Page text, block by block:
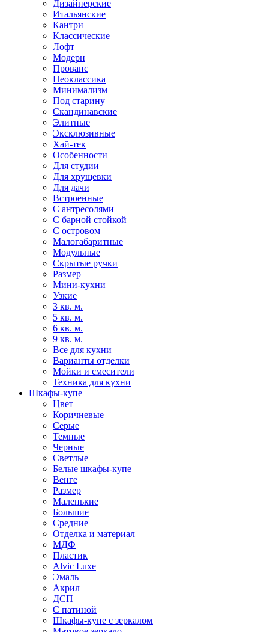
Дизайнерские
Итальянские
Кантри
Классические
Лофт
Модерн
Прованс
Неоклассика
Минимализм
Под старину
Скандинавские
Элитные
Эксклюзивные
Хай-тек
Особенности
Для студии
Для хрущевки
Для дачи
Встроенные
С антресолями
С барной стойкой
С островом
Малогабаритные
Модульные
Скрытые ручки
Размер
Мини-кухни
Узкие
3 кв. м.
5 кв. м.
6 кв. м.
9 кв. м.
Все для кухни
Варианты отделки
Мойки и смесители
Техника для кухни
Шкафы-купе
Цвет
Коричневые
Серые
Темные
Черные
Светлые
Белые шкафы-купе
Венге
Размер
Маленькие
Большие
Средние
Отделка и материал
МДФ
Пластик
Alvic Luxe
Эмаль
Акрил
ДСП
С патиной
Шкафы-купе с зеркалом